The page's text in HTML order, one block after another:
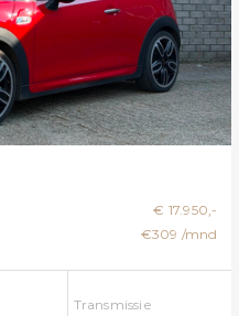
€ 17.950,-
€309 /mnd
Transmissie